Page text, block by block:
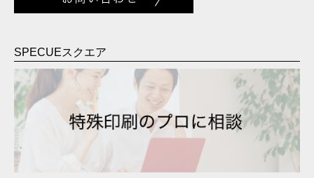
SPECUEスクエア